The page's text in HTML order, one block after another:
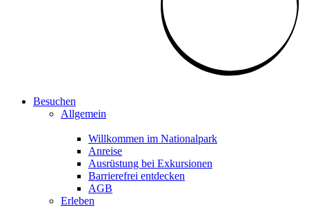
Besuchen
Allgemein
Willkommen im Nationalpark
Anreise
Ausrüstung bei Exkursionen
Barrierefrei entdecken
AGB
Erleben